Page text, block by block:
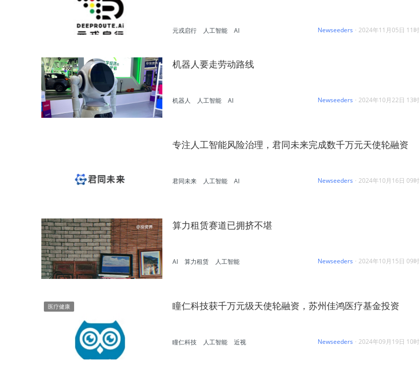
Newseeders · 2024年11月05日 11时
元戎启行 人工智能 AI
机器人要走劳动路线
Newseeders · 2024年10月22日 13时
机器人 人工智能 AI
专注人工智能风险治理，君同未来完成数千万元天使轮融资
Newseeders · 2024年10月16日 09时
君同未来 人工智能 AI
算力租赁赛道已拥挤不堪
Newseeders · 2024年10月15日 09时
AI 算力租赁 人工智能
医疗健康 瞳仁科技获千万元级天使轮融资，苏州佳鸿医疗基金投资
Newseeders · 2024年09月19日 10时
瞳仁科技 人工智能 近视